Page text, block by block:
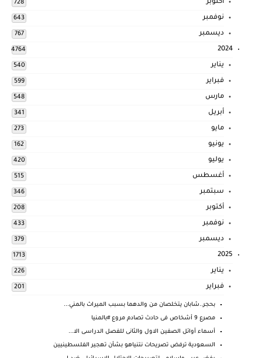
أكتوبر 728
نوفمبر 643
ديسمبر 767
2024
4764
يناير 540
فبراير 599
مارس 548
أبريل 341
مايو 273
يونيو 162
يوليو 420
أغسطس 515
سبتمبر 346
أكتوبر 208
نوفمبر 433
ديسمبر 379
2025
1713
يناير 226
فبراير 201
بحجر..شابان يتخلصان من والدهما بسبب الميراث بالمني...
مصرع 9 أشخاص فى حادث تصادم مروع #بالمنيا
أسماء أوائل الصفين الاول والثانى للفصل الدراسى الا...
السعودية ترفض تصريحات نتنياهو بشأن تهجير الفلسطينيين